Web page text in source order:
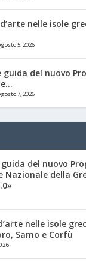
nelle isole
5, 2026
guida del nuovo
7, 2026
guida del nuovo
Nazionale della
nelle isole
Samo e Corfù